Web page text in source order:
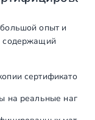
опыт и
содержащий
сертификатов
на реальные